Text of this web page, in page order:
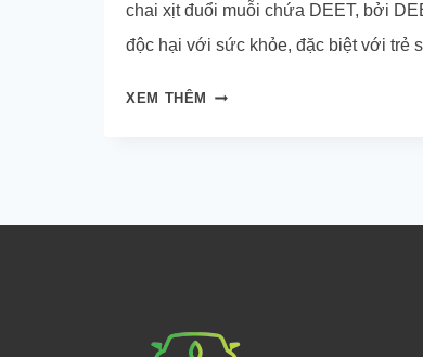
chai xịt đuổi muỗi chứa DEET, bởi
độc hại với sức khỏe, đặc biệt với trẻ
XEM THÊM
NGUY
XỊT
DEET